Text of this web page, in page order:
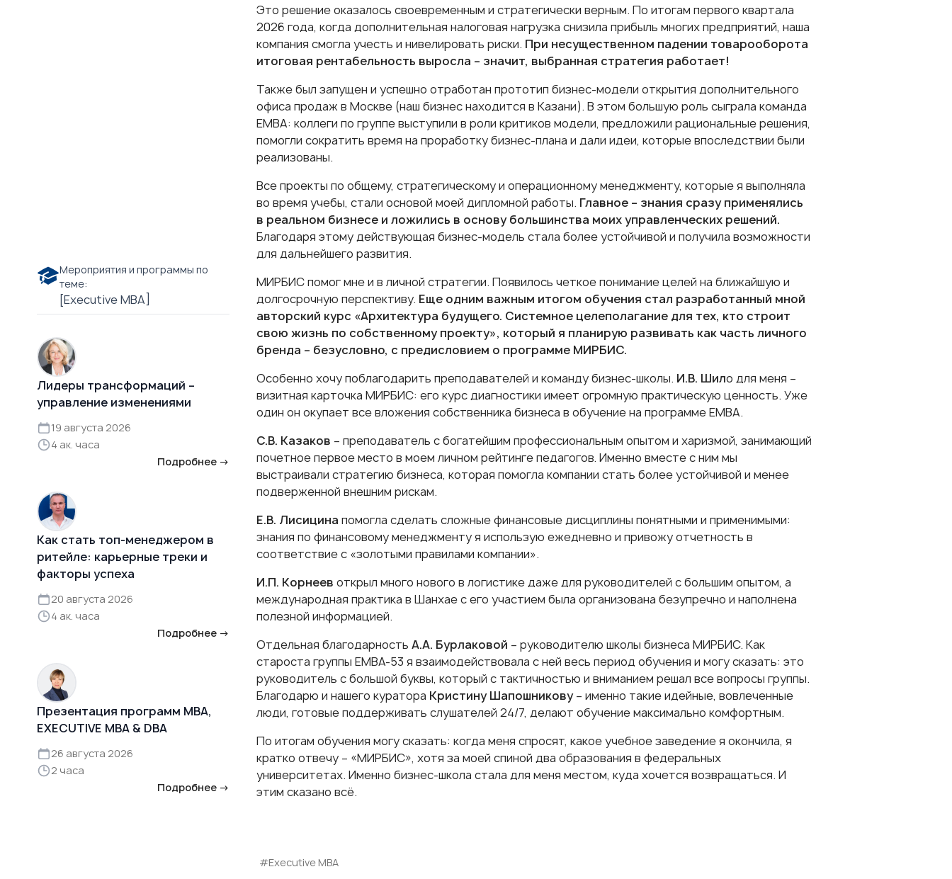
Это решение оказалось своевременным и стратегически верным. По итогам первого квартала
2026 года, когда дополнительная налоговая нагрузка снизила прибыль многих предприятий, наша
компания смогла учесть и нивелировать риски. При несущественном падении товарооборота
итоговая рентабельность выросла – значит, выбранная стратегия работает!
Также был запущен и успешно отработан прототип бизнес-модели открытия дополнительного
офиса продаж в Москве (наш бизнес находится в Казани). В этом большую роль сыграла команда
ЕМВА: коллеги по группе выступили в роли критиков модели, предложили рациональные решения,
помогли сократить время на проработку бизнес-плана и дали идеи, которые впоследствии были
реализованы.
Все проекты по общему, стратегическому и операционному менеджменту, которые я выполняла
во время учебы, стали основой моей дипломной работы. Главное – знания сразу применялись
в реальном бизнесе и ложились в основу большинства моих управленческих решений.
Благодаря этому действующая бизнес-модель стала более устойчивой и получила возможности
для дальнейшего развития.
МИРБИС помог мне и в личной стратегии. Появилось четкое понимание целей на ближайшую и
долгосрочную перспективу. Еще одним важным итогом обучения стал разработанный мной
авторский курс «Архитектура будущего. Системное целеполагание для тех, кто строит
свою жизнь по собственному проекту», который я планирую развивать как часть личного
бренда – безусловно, с предисловием о программе МИРБИС.
Особенно хочу поблагодарить преподавателей и команду бизнес-школы. И.В. Шило для меня –
визитная карточка МИРБИС: его курс диагностики имеет огромную практическую ценность. Уже
один он окупает все вложения собственника бизнеса в обучение на программе ЕМВА.
С.В. Казаков – преподаватель с богатейшим профессиональным опытом и харизмой, занимающий
почетное первое место в моем личном рейтинге педагогов. Именно вместе с ним мы
выстраивали стратегию бизнеса, которая помогла компании стать более устойчивой и менее
подверженной внешним рискам.
Е.В. Лисицина помогла сделать сложные финансовые дисциплины понятными и применимыми:
знания по финансовому менеджменту я использую ежедневно и привожу отчетность в
соответствие с «золотыми правилами компании».
И.П. Корнеев открыл много нового в логистике даже для руководителей с большим опытом, а
международная практика в Шанхае с его участием была организована безупречно и наполнена
полезной информацией.
Отдельная благодарность А.А. Бурлаковой – руководителю школы бизнеса МИРБИС. Как
староста группы ЕМВА-53 я взаимодействовала с ней весь период обучения и могу сказать: это
руководитель с большой буквы, который с тактичностью и вниманием решал все вопросы группы.
Благодарю и нашего куратора Кристину Шапошникову– именно такие идейные, вовлеченные
люди, готовые поддерживать слушателей 24/7, делают обучение максимально комфортным.
По итогам обучения могу сказать: когда меня спросят, какое учебное заведение я окончила, я
кратко отвечу – «МИРБИС», хотя за моей спиной два образования в федеральных
университетах. Именно бизнес-школа стала для меня местом, куда хочется возвращаться. И
этим сказано всё.
Мероприятия и программы по
теме:
[Еxecutive МВА]
Лидеры трансформаций –
управление изменениями
19 августа 2026
4 ак. часа
Подробнее →
Как стать топ-менеджером в
ритейле: карьерные треки и
факторы успеха
20 августа 2026
4 ак. часа
Подробнее →
Презентация программ MBA,
EXECUTIVE MBA & DBA
26 августа 2026
2 часа
Подробнее →
#Еxecutive МВА